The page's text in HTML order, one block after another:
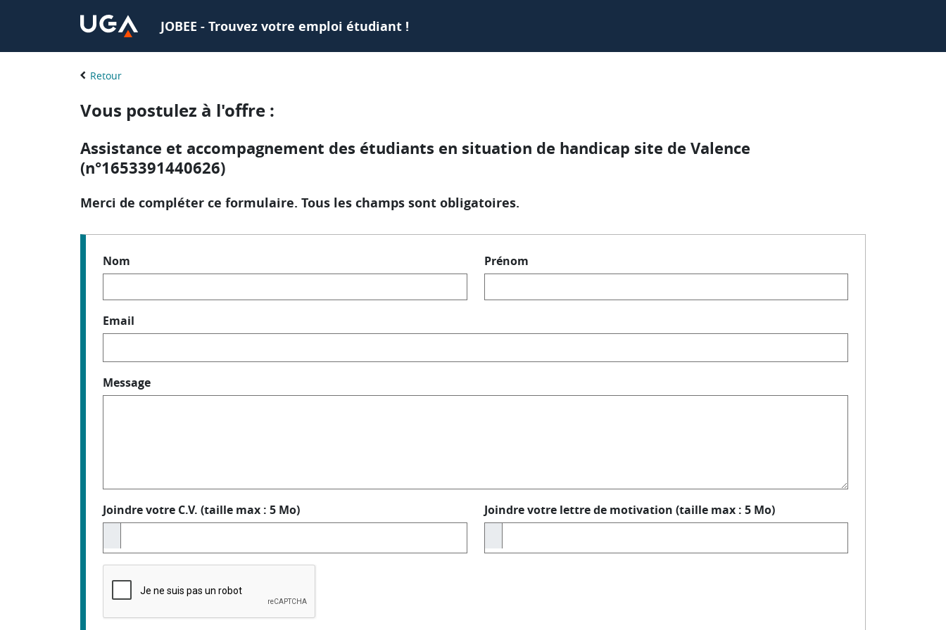
JOBEE - Trouvez votre emploi étudiant !
Retour
Vous postulez à l'offre :
Assistance et accompagnement des étudiants en situation de handicap site de Valence
(n°1653391440626)
Merci de compléter ce formulaire. Tous les champs sont obligatoires.
Nom Prénom
Email
Message
Joindre votre C.V. (taille max : 5 Mo) Joindre votre lettre de motivation (taille max : 5 Mo)